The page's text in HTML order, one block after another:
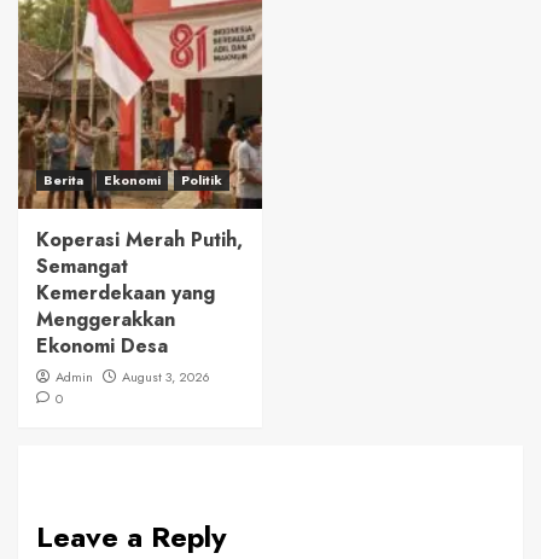
Berita Ekonomi Politik
Koperasi Merah Putih,
Semangat
Kemerdekaan yang
Menggerakkan
Ekonomi Desa
Admin
August 3, 2026
0
Leave a Reply